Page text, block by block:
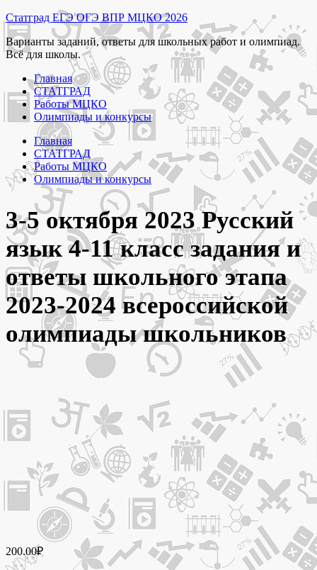
Перейти
к
содержимому
Статград ЕГЭ ОГЭ ВПР МЦКО 2026
Варианты заданий, ответы для школьных работ и олимпиад.
Всё для школы.
Главная
СТАТГРАД
Работы МЦКО
Олимпиады и конкурсы
Главная
СТАТГРАД
Работы МЦКО
Олимпиады и конкурсы
3-5 октября 2023 Русский
язык 4-11 класс задания и
ответы школьного этапа
2023-2024 всероссийской
олимпиады школьников
200.00₽